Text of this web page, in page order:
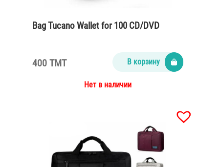
Bag Tucano Wallet for 100 CD/DVD
400 TMT В корзину
Нет в наличии